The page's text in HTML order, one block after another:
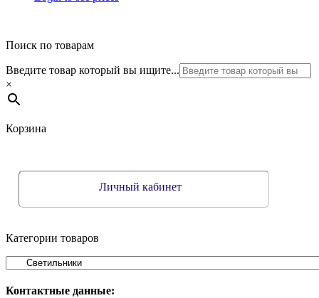
Поиск по товарам
Введите товар который вы ищите...
×
Корзина
Личный кабинет
Категории товаров
Контактные данные: